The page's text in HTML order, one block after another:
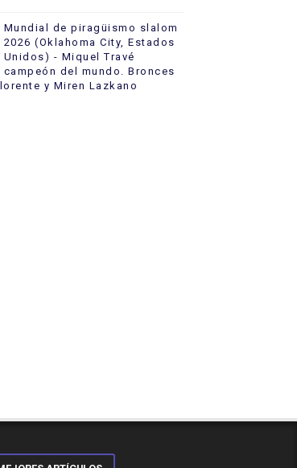
Mundial de piragüismo slalom
2026 (Oklahoma City, Estados
Unidos) - Miquel Travé
campeón del mundo. Bronces
y Miren Lazkano